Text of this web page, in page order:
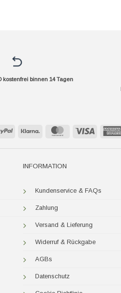
kostenfrei binnen 14 Tagen
PayPal Klarna MasterCard Visa
INFORMATION
Kundenservice & FAQs
Zahlung
Versand & Lieferung
Widerruf & Rückgabe
AGBs
Datenschutz